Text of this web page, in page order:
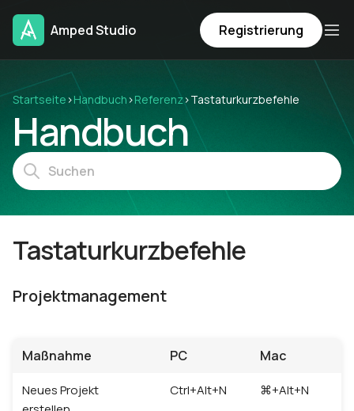
Amped Studio Registrierung
Startseite ›Handbuch ›Referenz›Tastaturkurzbefehle
Handbuch
Tastaturkurzbefehle
Projektmanagement
Maßnahme PC Mac
Neues Projekt
Ctrl+Alt+N ⌘+Alt+N